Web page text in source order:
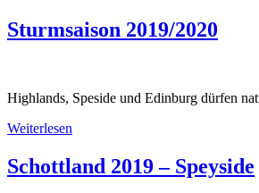
Sturmsaison 2019/2020
Highlands, Speside und Edinburg dürfen
Weiterlesen
Schottland 2019 – Speyside